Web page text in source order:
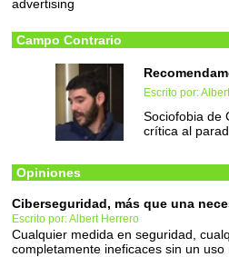
advertising
Campo Contrario
Escrito por:
Sociofobia de
crítica al
Opiniones
Ciberseguridad, más que una
Escrito por: Albert Herrero
Cualquier medida en seguridad,
completamente ineficaces sin un